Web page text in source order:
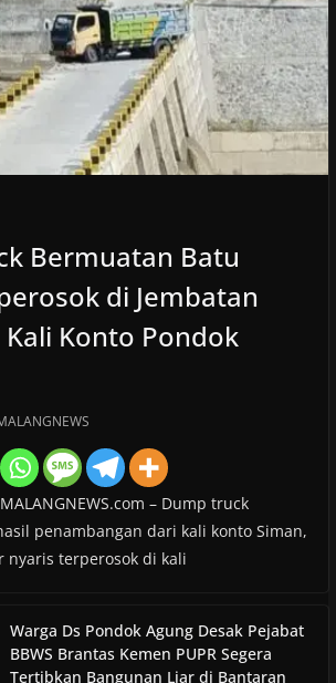
Bermuatan Batu
di Jembatan
Konto Pondok
– Dump truck
penambangan dari kali konto Siman,
nyaris terperosok di kali
Warga Ds Pondok Agung Desak Pejabat
BBWS Brantas Kemen PUPR Segera
Tertibkan Bangunan Liar di Bantaran